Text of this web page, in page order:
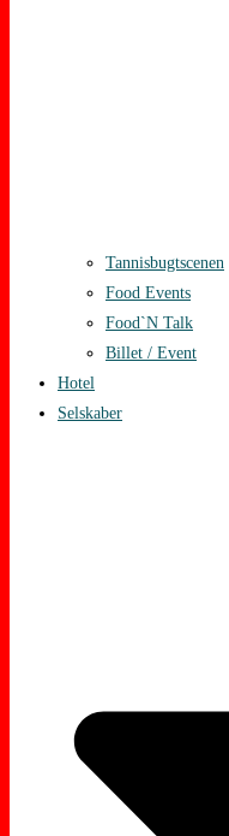
Tannisbugtscenen
Food Events
Food`N Talk
Billet / Event
Hotel
Selskaber